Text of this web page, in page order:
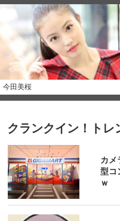
今田美桜
クランクイン！ト
カメ
型コ
ｗ